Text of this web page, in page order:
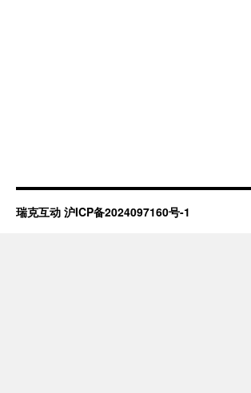
瑞克互动 沪ICP备2024097160号-1